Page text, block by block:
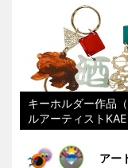
キーホルダー作品
ルアーティスト
アー